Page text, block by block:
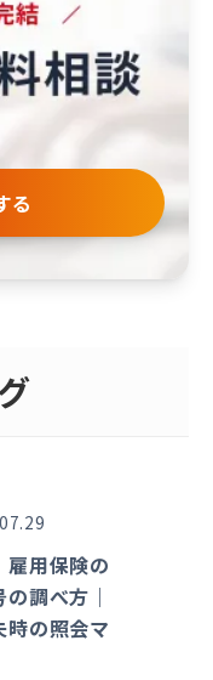
る
雇用保険の
調べ方｜
の照会マ